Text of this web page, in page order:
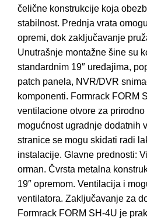
čelične konstrukcije koja
stabilnost. Prednja vrata
opremi, dok zaključavanje
Unutrašnje montažne šine su
standardnim 19″ uređajima,
patch panela, NVR/DVR
komponenti. Formrack FORM
ventilacione otvore za
mogućnost ugradnje dodatnih
stranice se mogu skidati radi
instalacije. Glavne prednosti:
orman. Čvrsta metalna
19″ opremom. Ventilacija i
ventilatora. Zaključavanje za
Formrack FORM SH-4U je